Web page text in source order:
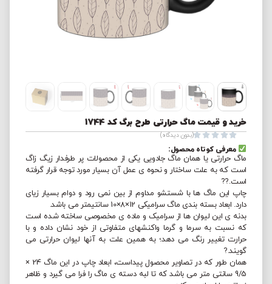
خرید و قیمت ماگ حرارتی طرح برگ کد 1744




(بدون دیدگاه)
معرفی کوتاه محصول:
ماگ حرارتی یا همان ماگ جادویی یکی از محصولات پر طرفدار زیگ زاگ
است که به علت ساختار و نحوه ی عمل آن بسیار مورد توجه قرار گرفته
است.??
چاپ این ماگ ها با شستشو مداوم از بین نمی رود و دوام بسیار زیای
دارد. ابعاد بسته بندی ماگ سرامیکی 12×8×10 سانتیمتر می باشد.
بدنه ی این لیوان ها از سرامیک و ماده ی مخصوصی ساخته شده است
که نسبت به سرما و گرما واکنشهای متفاوتی از خود نشان داده و با
حرارت تغییر رنگ می دهد؛ به همین علت به آنها لیوان حرارتی می
گویند.?
همان طور که در تصاویر محصول پیداست، ابعاد چاپ در این ماگ 24 ×
9/5 سانتی متر می باشد که تا لبه دسته ی ماگ را فرا می گیرد و ظاهر